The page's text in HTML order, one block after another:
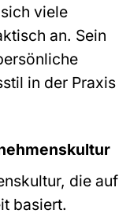
viele
an. Sein
in der Praxis
die auf
basiert.